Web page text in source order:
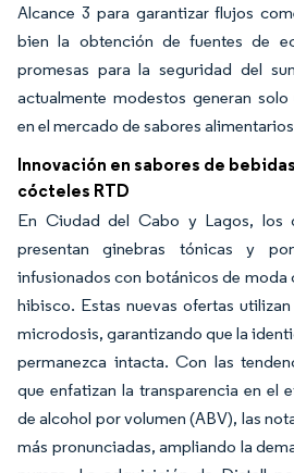
Alcance 3 para garantizar flujos
bien la obtención de fuentes de
promesas para la seguridad del
actualmente modestos generan
en el mercado de sabores
Innovación en sabores de
cócteles RTD
En Ciudad del Cabo y Lagos, los
presentan ginebras tónicas y
infusionados con botánicos de
hibisco. Estas nuevas ofertas
microdosis, garantizando que la
permanezca intacta. Con las
que enfatizan la transparencia en el
de alcohol por volumen (ABV), las
más pronunciadas, ampliando la